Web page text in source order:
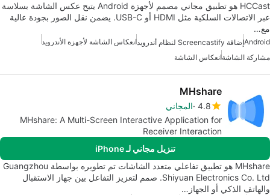
HCCast هو تطبيق مجاني مصمم لأجهزة Android يتيح عكس الشاشة بسلاسة
عبر الاتصالات السلكية مثل HDMI أو USB-C. يضمن نقل الصور بجودة عالية
مع…
Androidإضافة Screencastify لنظام أندرويد
انعكاس الشاشة لأجهزة الأندرويد
مشاركة الشاشةانعكاس الشاشة
MHshare
4.8 المجاني
MHshare: A Multi-Screen Interactive Application for
Receiver Interaction
تنزيل مجاني لـ iPhone
MHshare هو تطبيق تفاعلي متعدد الشاشات تم تطويره بواسطة Guangzhou
Shiyuan Electronics Co. Ltd. صمم لتعزيز التفاعل بين جهاز الاستقبال
والهاتف الذكي أو الجهاز…